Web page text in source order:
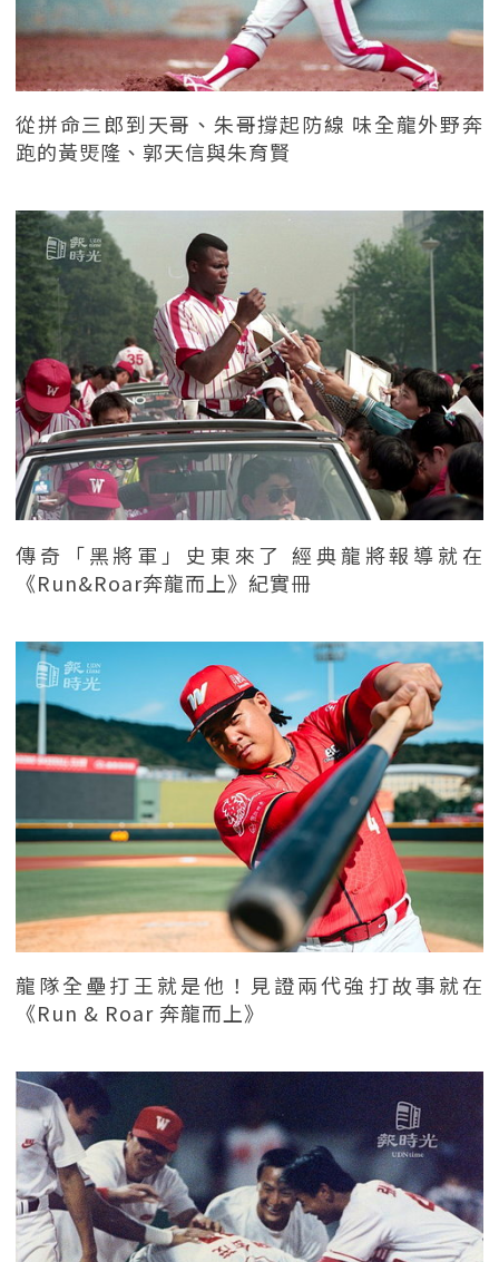
從拼命三郎到天哥、朱哥撐起防線 味全龍外野奔
跑的黃煚隆、郭天信與朱育賢
傳奇「黑將軍」史東來了 經典龍將報導就在
《Run&Roar奔龍而上》紀實冊
龍隊全壘打王就是他！見證兩代強打故事就在
《Run & Roar 奔龍而上》